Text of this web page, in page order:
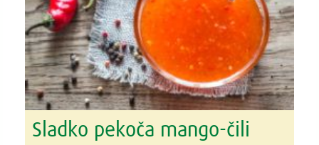
Sladko pekoča mango-čili